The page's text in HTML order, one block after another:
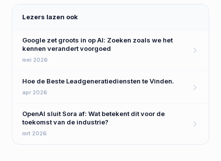
Lezers lazen ook
Google zet groots in op AI: Zoeken zoals we het
kennen verandert voorgoed
mei 2026
Hoe de Beste Leadgeneratiediensten te Vinden.
apr 2026
OpenAI sluit Sora af: Wat betekent dit voor de
toekomst van de industrie?
mrt 2026